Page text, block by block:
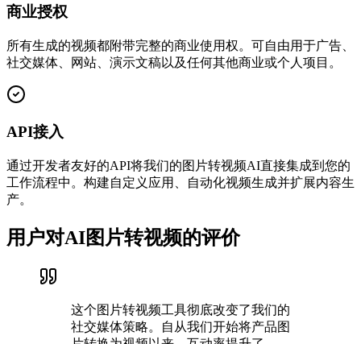
商业授权
所有生成的视频都附带完整的商业使用权。可自由用于广告、
社交媒体、网站、演示文稿以及任何其他商业或个人项目。
API接入
通过开发者友好的API将我们的图片转视频AI直接集成到您的
工作流程中。构建自定义应用、自动化视频生成并扩展内容生
产。
用户对AI图片转视频的评价
这个图片转视频工具彻底改变了我们的
社交媒体策略。自从我们开始将产品图